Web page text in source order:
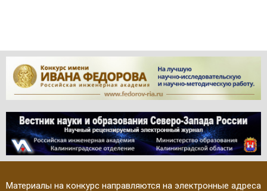
Материалы на конкурс направляются на электронные адреса